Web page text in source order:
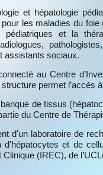
et hépatologie
les maladies du
pédiatriques et la
assistants sociaux.
au Centre
permet
de tissus
du Centre de
d'un laboratoire de
d'hépatocytes et de
(IREC), de